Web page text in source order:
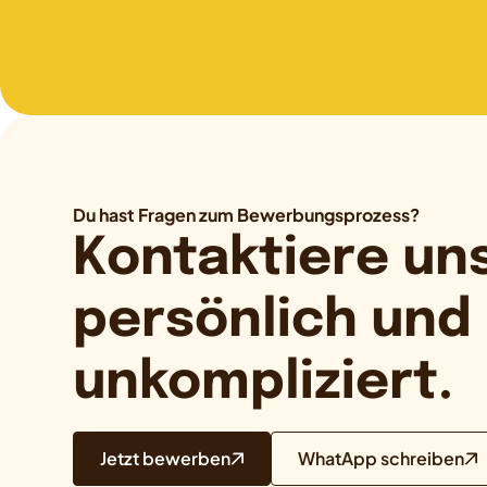
Du hast Fragen zum Bewerbungsprozess?
Kontaktiere
persönlich und
unkompliziert.
Jetzt bewerben WhatApp schreiben